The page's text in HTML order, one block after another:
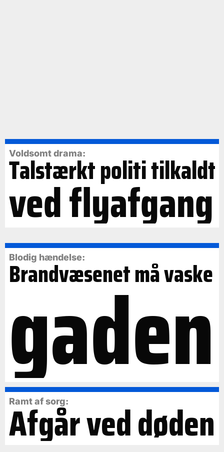
Voldsomt drama:
Talstærkt politi tilkaldt
ved flyafgang
Blodig hændelse:
Brandvæsenet må vaske
gaden
Ramt af sorg:
Afgår ved døden